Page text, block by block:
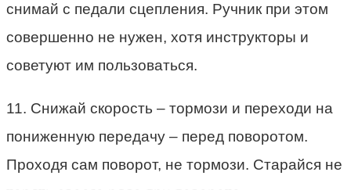
снимай с педали сцепления. Ручник при этом
совершенно не нужен, хотя инструкторы и
советуют им пользоваться.
11. Снижай скорость – тормози и переходи на
пониженную передачу – перед поворотом.
Проходя сам поворот, не тормози. Старайся не